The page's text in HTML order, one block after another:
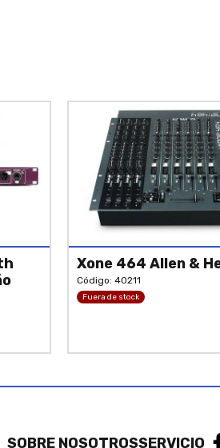
Xone 464 Allen &
Código: 40211
Fuera de stock
SOBRE NOSOTROSSERVICIO